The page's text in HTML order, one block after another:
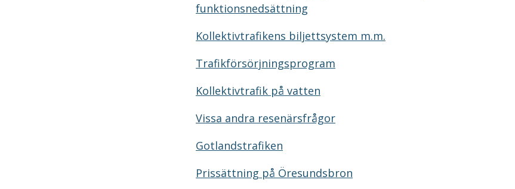
funktionsnedsättning
Kollektivtrafikens biljettsystem m.m.
Trafikförsörjningsprogram
Kollektivtrafik på vatten
Vissa andra resenärsfrågor
Gotlandstrafiken
Prissättning på Öresundsbron